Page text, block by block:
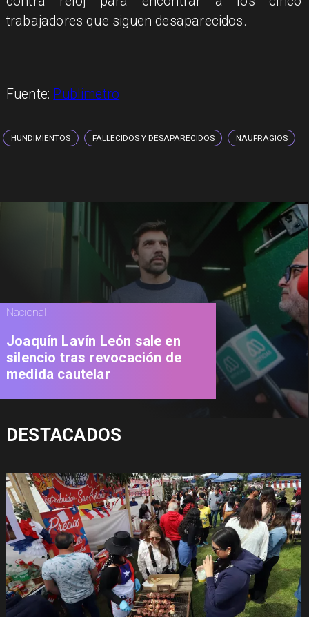
trabajadores que siguen desaparecidos.
Fuente: Publimetro
HUNDIMIENTOS FALLECIDOS Y DESAPARECIDOS NAUFRAGIOS
Nacional
Joaquín Lavín León sale en
silencio tras revocación de
medida cautelar
DESTACADOS